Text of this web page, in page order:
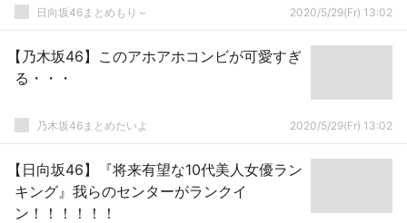
日向坂46まとめもり～ 2020/5/29(Fr) 13:02
【乃木坂46】このアホアホコンビが可愛すぎ
る・・・
乃木坂46まとめたいよ 2020/5/29(Fr) 13:02
【日向坂46】『将来有望な10代美人女優ラン
キング』我らのセンターがランクイ
ン！！！！！！